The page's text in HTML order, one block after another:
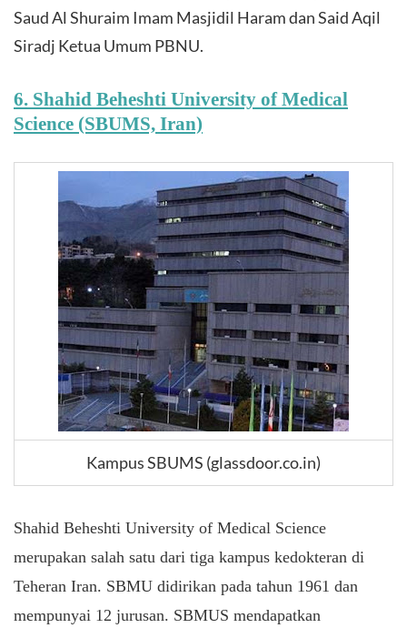
Saud Al Shuraim Imam Masjidil Haram dan Said Aqil
Siradj Ketua Umum PBNU.
6. Shahid Beheshti University of Medical
Science (SBUMS, Iran)
Kampus SBUMS (glassdoor.co.in)
Shahid Beheshti University of Medical Science
merupakan salah satu dari tiga kampus kedokteran di
Teheran Iran. SBMU didirikan pada tahun 1961 dan
mempunyai 12 jurusan. SBMUS mendapatkan